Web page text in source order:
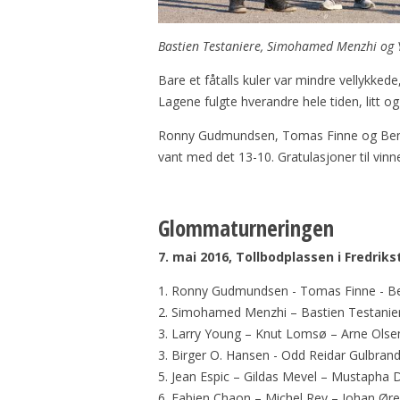
Bastien Testaniere, Simohamed Menzhi
Bare et fåtalls kuler var mindre
Lagene fulgte hverandre hele tiden, litt
Ronny Gudmundsen, Tomas Finne og
vant med det 13-10. Gratulasjoner til
Glommaturneringen
7. mai 2016, Tollbodplassen i
1. Ronny Gudmundsen - Tomas Finne -
2. Simohamed Menzhi – Bastien
3. Larry Young – Knut Lomsø – Arne
3. Birger O. Hansen - Odd Reidar
5. Jean Espic – Gildas Mevel – Mustapha